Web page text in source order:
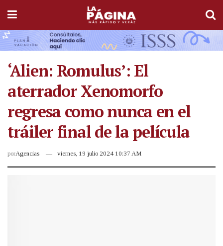
‘Alien: Romulus’: El
aterrador Xenomorfo
regresa como nunca en el
tráiler final de la película
porAgencias viernes, 19 julio 2024 10:37 AM